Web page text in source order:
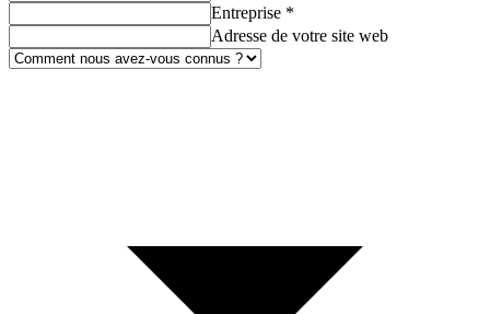
Entreprise *
Adresse de votre site web